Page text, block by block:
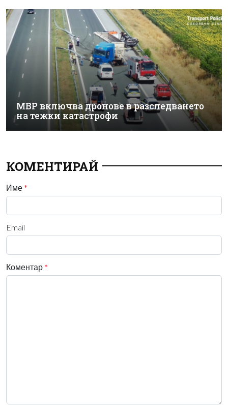
МВР включва дронове в разследването
на тежки катастрофи
КОМЕНТИРАЙ
Име *
Email
Коментар *